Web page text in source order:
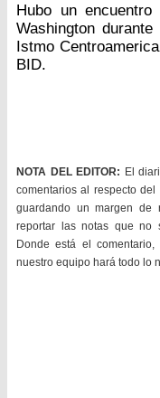
Hubo un
Washington
Istmo
BID.
NOTA DEL EDITOR: El
comentarios al respecto
guardando un margen de
reportar las notas que no
Donde está el
nuestro equipo hará todo lo